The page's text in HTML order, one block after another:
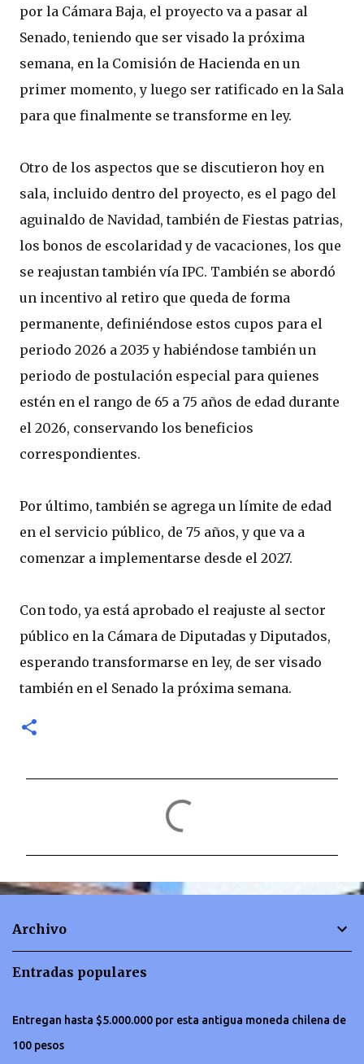
por la Cámara Baja, el proyecto va a pasar al
Senado, teniendo que ser visado la próxima
semana, en la Comisión de Hacienda en un
primer momento, y luego ser ratificado en la Sala
para que finalmente se transforme en ley.
Otro de los aspectos que se discutieron hoy en
sala, incluido dentro del proyecto, es el pago del
aguinaldo de Navidad, también de Fiestas patrias,
los bonos de escolaridad y de vacaciones, los que
se reajustan también vía IPC. También se abordó
un incentivo al retiro que queda de forma
permanente, definiéndose estos cupos para el
periodo 2026 a 2035 y habiéndose también un
periodo de postulación especial para quienes
estén en el rango de 65 a 75 años de edad durante
el 2026, conservando los beneficios
correspondientes.
Por último, también se agrega un límite de edad
en el servicio público, de 75 años, y que va a
comenzar a implementarse desde el 2027.
Con todo, ya está aprobado el reajuste al sector
público en la Cámara de Diputadas y Diputados,
esperando transformarse en ley, de ser visado
también en el Senado la próxima semana.
n
Archivo
Entradas populares
Entregan hasta $5.000.000 por esta antigua moneda chilena de
100 pesos